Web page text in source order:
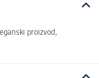
proizvod,